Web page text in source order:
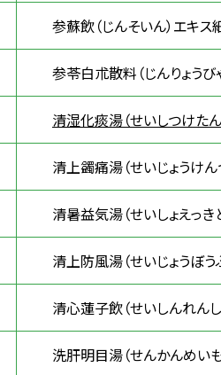
参蘇飲（じんそいん）エキス
参苓白朮散料（じんりょうび
清湿化痰湯（せいしつけた
清上蠲痛湯（せいじょうけん
清暑益気湯（せいしょえっき
清上防風湯（せいじょうぼう
清心蓮子飲（せいしんれん
洗肝明目湯（せんかんめい